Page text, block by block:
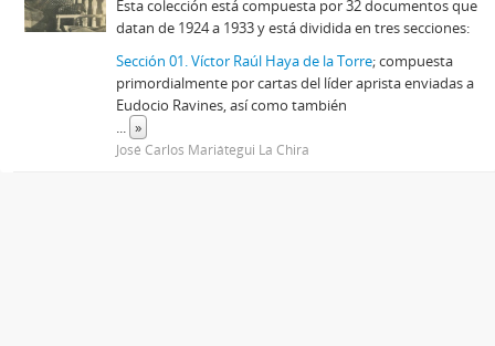
Esta colección está compuesta por 32 documentos que
datan de 1924 a 1933 y está dividida en tres secciones:
Sección 01. Víctor Raúl Haya de la Torre; compuesta
primordialmente por cartas del líder aprista enviadas a
Eudocio Ravines, así como también
... »
José Carlos Mariátegui La Chira